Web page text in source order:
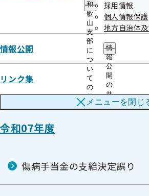
和
歌
山
支
部
に
つ
い
て
の
サ
ブ
採用情報
個人情報保護
地方自治体
情報公開
情
報
公
開
の
サ
ブ
メ
リンク集
メニューを閉じ
予約時、健診受付時、健診終了時（会
付先の確認を徹底するよう指示しました
令和07年度
傷病手当金の支給決定誤り